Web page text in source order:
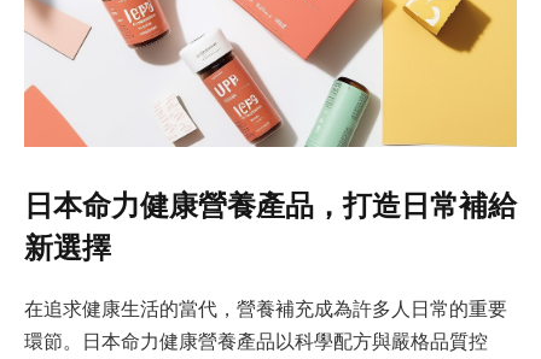
日本命力健康營養產品，打造日常補給
新選擇
在追求健康生活的當代，營養補充成為許多人日常的重要
環節。日本命力健康營養產品以科學配方與嚴格品質控